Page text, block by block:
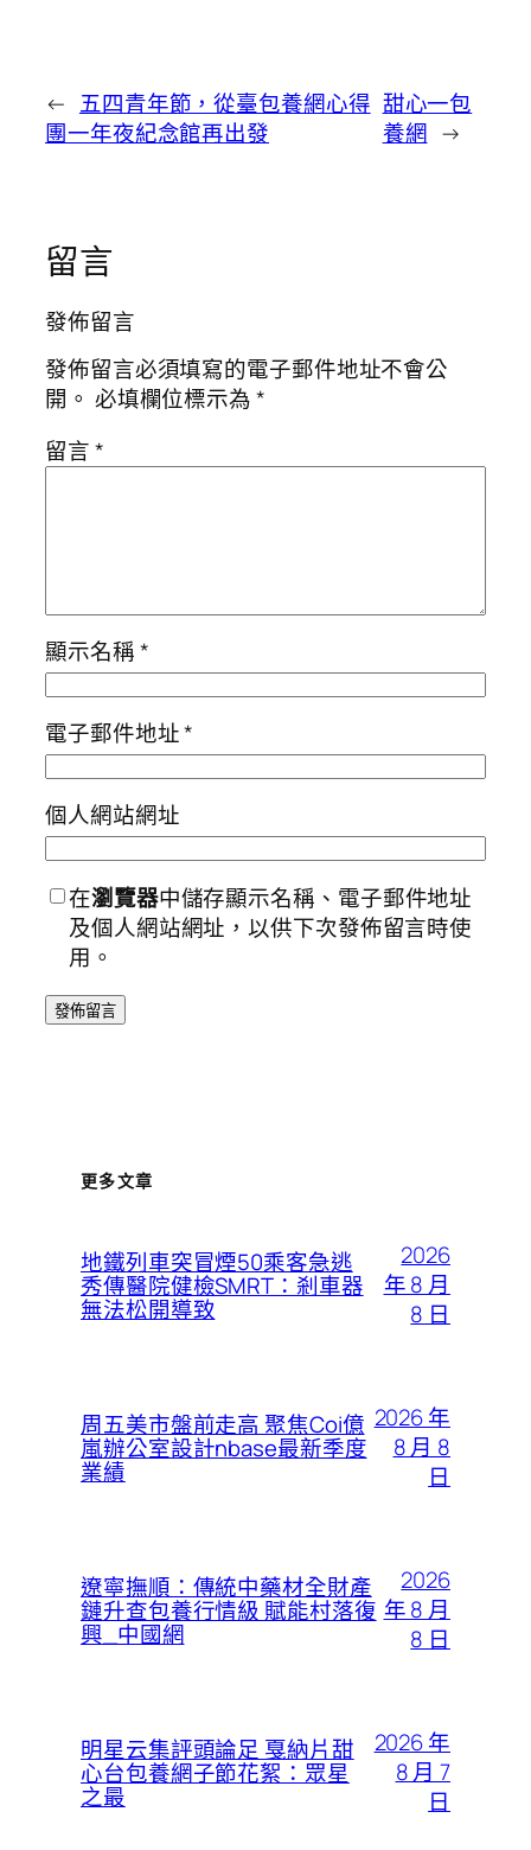
← 五四青年節，從臺包養網心得
團一年夜紀念館再出發
甜心一包
養網 →
留言
發佈留言
發佈留言必須填寫的電子郵件地址不會公
開。 必填欄位標示為*
留言*
顯示名稱*
電子郵件地址*
個人網站網址
在瀏覽器中儲存顯示名稱、電子郵件地址
及個人網站網址，以供下次發佈留言時使
用。
更多文章
地鐵列車突冒煙50乘客急逃
秀傳醫院健檢SMRT：剎車器
無法松開導致
2026
年 8 月
8 日
周五美市盤前走高 聚焦Coi億
嵐辦公室設計nbase最新季度
業績
2026 年
8 月 8
日
遼寧撫順：傳統中藥材全財產
鏈升查包養行情級 賦能村落復
興_中國網
2026
年 8 月
8 日
明星云集評頭論足 戛納片甜
心台包養網子節花絮：眾星
之最
2026 年
8 月 7
日